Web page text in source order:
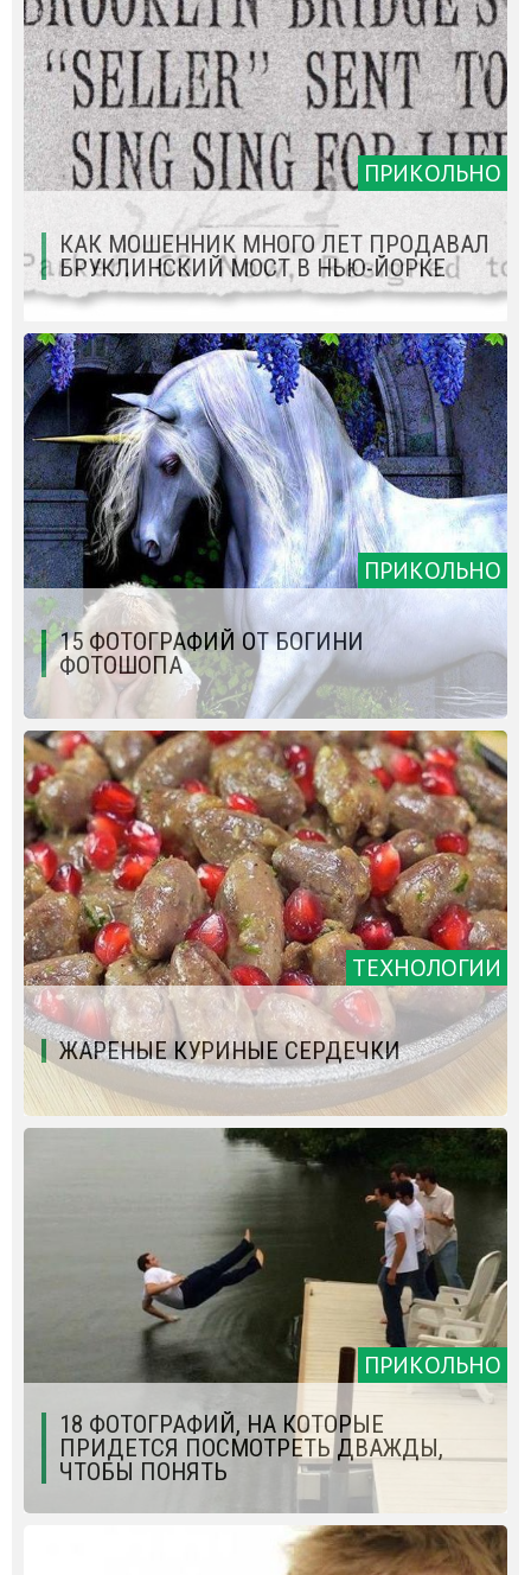
ПРИКОЛЬНО
КАК МОШЕННИК МНОГО ЛЕТ ПРОДАВАЛ
БРУКЛИНСКИЙ МОСТ В НЬЮ-ЙОРКЕ
ПРИКОЛЬНО
15 ФОТОГРАФИЙ ОТ БОГИНИ
ФОТОШОПА
ТЕХНОЛОГИИ
ЖАРЕНЫЕ КУРИНЫЕ СЕРДЕЧКИ
ПРИКОЛЬНО
18 ФОТОГРАФИЙ, НА КОТОРЫЕ
ПРИДЕТСЯ ПОСМОТРЕТЬ ДВАЖДЫ,
ЧТОБЫ ПОНЯТЬ